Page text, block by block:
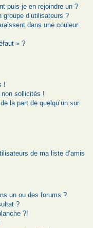
puis-je en rejoindre un ?
groupe d’utilisateurs ?
dans une couleur
» ?
!
sollicités !
la part de quelqu’un sur
de ma liste d’amis
un ou des forums ?
?
?!